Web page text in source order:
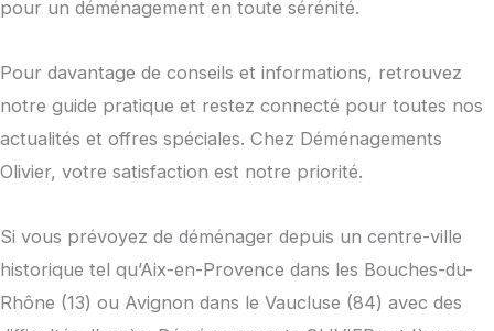
pour un déménagement en toute sérénité.
Pour davantage de conseils et informations, retrouvez
notre guide pratique et restez connecté pour toutes nos
actualités et offres spéciales. Chez Déménagements
Olivier, votre satisfaction est notre priorité.
Si vous prévoyez de déménager depuis un centre-ville
historique tel qu’Aix-en-Provence dans les Bouches-du-
Rhône (13) ou Avignon dans le Vaucluse (84) avec des